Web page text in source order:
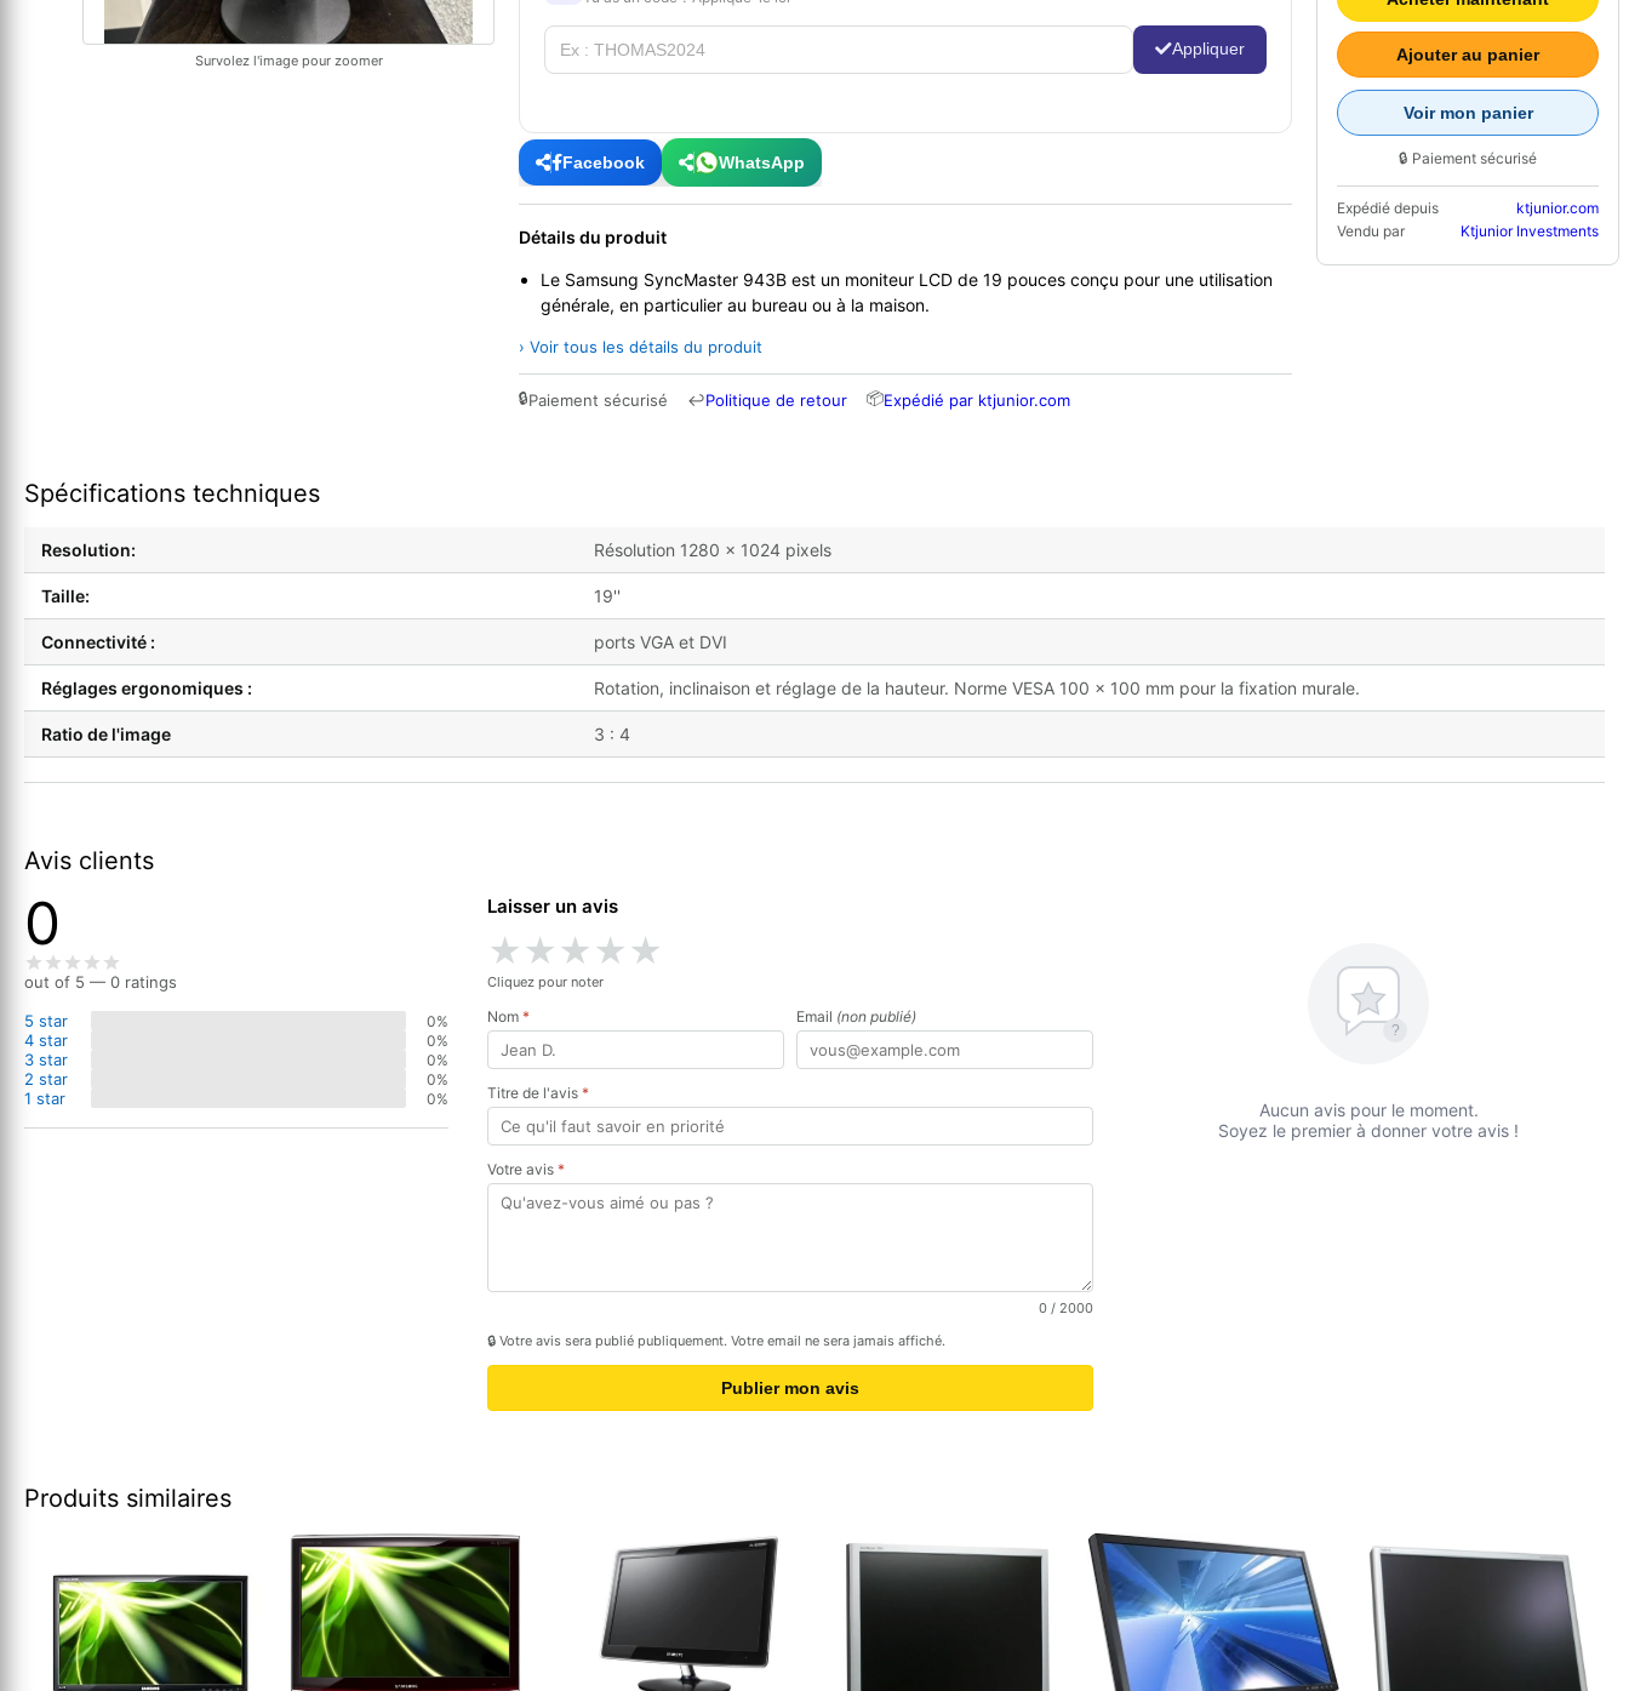
Survolez l'image pour zoomer
Appliquer
Facebook WhatsApp
Détails du produit
Le Samsung SyncMaster 943B est un moniteur LCD de 19 pouces conçu pour une utilisation
générale, en particulier au bureau ou à la maison.
› Voir tous les détails du produit
🔒Paiement sécurisé ↩Politique de retour 📦Expédié par ktjunior.com
Ajouter au panier
Voir mon panier
🔒 Paiement sécurisé
Expédié depuis
ktjunior.com
Vendu par
Ktjunior Investments
Spécifications techniques
Resolution: Résolution 1280 x 1024 pixels
Taille: 19''
Connectivité : ports VGA et DVI
Réglages ergonomiques : Rotation, inclinaison et réglage de la hauteur. Norme VESA 100 x 100 mm pour la fixation murale.
Ratio de l'image 3 : 4
Avis clients
0
out of 5 — 0 ratings
5 star
0%
4 star 0%
3 star 0%
2 star 0%
1 star 0%
Laisser un avis
★★★★★
Cliquez pour noter
Nom * Email (non publié)
Titre de l'avis *
Votre avis *
0 / 2000
🔒 Votre avis sera publié publiquement. Votre email ne sera jamais affiché.
Publier mon avis
?
Aucun avis pour le moment.
Soyez le premier à donner votre avis !
Produits similaires